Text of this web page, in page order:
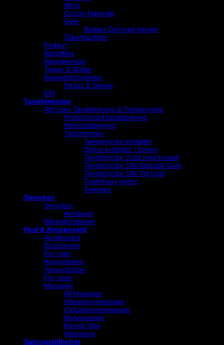
Akryl
Cuccio Naturale
Gelé
Builder Gel med pensel
Silke/glasfiber
Pedikyr
Nagelfilar
Nagelpenslar
Tippar & Mallar
Nageldekorationer
Strass & Stenar
Elfil
Tandblekning
Allt inom Tandblekning & Tandsmycke
Professionell tandblekning
Hemmablekning
Tandsmycke
Tandsmycke kristaller
Större kristaller i former
Tandsmycke Guld med kristall
Tandsmycke 18k Klassisk Guld
Tandsmycke 18k Vitt guld
ToothFairy gems
Twinkles
Smycken
Smycken
Armband
Hårdekorationer
Hud & Kroppsvård
Ansiktsvård
Duschkräm
För män
Kroppslotion
Vaxprodukter
För laser
Massage
All Massage
Vibrationsmassage
Cirkulationsmassage
Massageolja
Eterisk Olja
Hälsokost
Salongstillbehör